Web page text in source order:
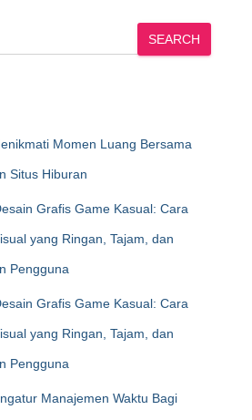
SEARCH
Momen Luang Bersama
Situs Hiburan
Grafis Game Kasual: Cara
yang Ringan, Tajam, dan
Pengguna
Grafis Game Kasual: Cara
yang Ringan, Tajam, dan
Pengguna
Manajemen Waktu Bagi